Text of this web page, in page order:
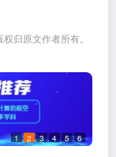
归原文作者所有。
1 2 3 4 5 6